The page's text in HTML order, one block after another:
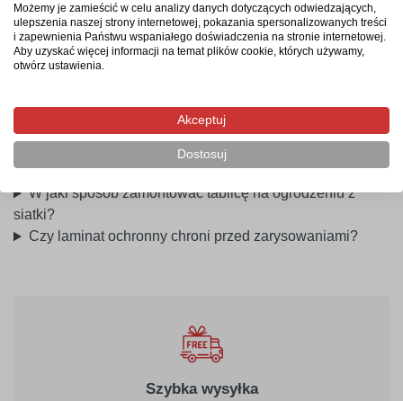
projektu graficznego i opłaceniu koszyka. Czas produkcji
wynosi od 3 do 4 dni roboczych, a wysyłka gotowego
produktu trwa zazwyczaj 1 dzień roboczy.
Czy tabliczka pęka podczas wiercenia otworów
Jakie informacje RODO można umieścić na tablicy?
W jaki sposób zamontować tablicę na ogrodzeniu z
siatki?
Czy laminat ochronny chroni przed zarysowaniami?
Szybka wysyłka
Możemy je zamieścić w celu analizy danych dotyczących odwiedzających,
ulepszenia naszej strony internetowej, pokazania spersonalizowanych treści
i zapewnienia Państwu wspaniałego doświadczenia na stronie internetowej.
Aby uzyskać więcej informacji na temat plików cookie, których używamy,
otwórz ustawienia.
Akceptuj
Dostosuj